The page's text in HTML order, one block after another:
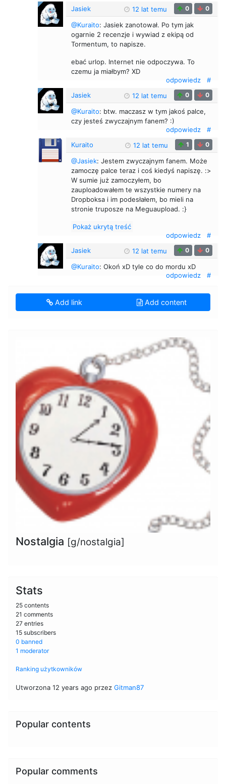
Jasiek
12 lat temu 0 0
@Kuraito: Jasiek zanotował. Po tym jak
ogarnie 2 recenzje i wywiad z ekipą od
Tormentum, to napisze.
ebać urlop. Internet nie odpoczywa. To
czemu ja miałbym? XD
odpowiedz
#
Jasiek
12 lat temu 0 0
@Kuraito: btw. maczasz w tym jakoś palce,
czy jesteś zwyczajnym fanem? :)
odpowiedz
#
Kuraito
12 lat temu 1 0
@Jasiek: Jestem zwyczajnym fanem. Może
zamoczę palce teraz i coś kiedyś napiszę. :>
W sumie już zamoczyłem, bo
zauploadowałem te wszystkie numery na
Dropboksa i im podesłałem, bo mieli na
stronie truposze na Meguaupload. :}
Pokaż ukrytą treść
odpowiedz
#
Jasiek
12 lat temu 0 0
@Kuraito: Okoń xD tyle co do mordu xD
odpowiedz
#
Add link Add content
Nostalgia [g/nostalgia]
Stats
25 contents
21 comments
27 entries
15 subscribers
0 banned
1 moderator
Ranking użytkowników
Utworzona 12 years ago przez Gitman87
Popular contents
Popular comments